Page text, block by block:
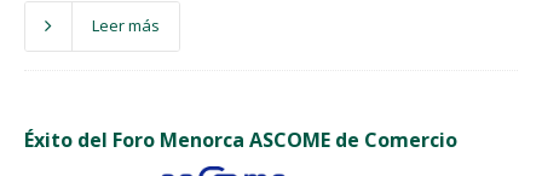
Leer más
Éxito del Foro Menorca ASCOME de Comercio